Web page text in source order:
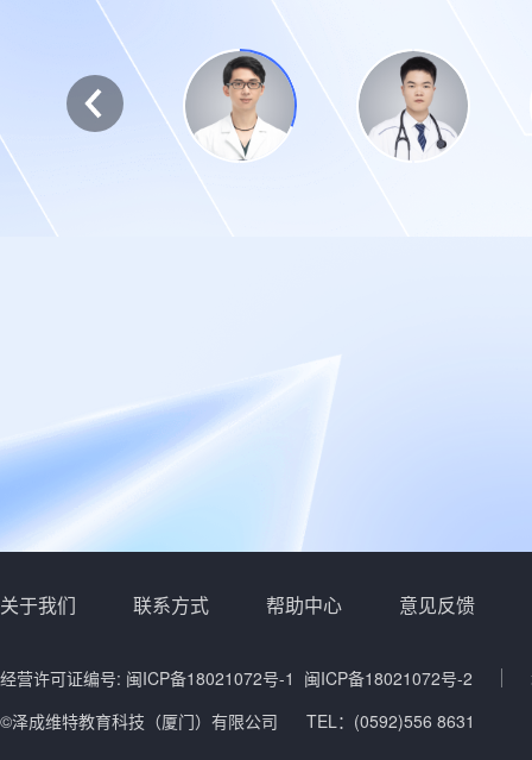
关于我们 联系方式 帮助中心 意见反馈
经营许可证编号: 闽ICP备18021072号-1 闽ICP备18021072号-2
©泽成维特教育科技（厦门）有限公司
TEL：(0592)556 8631